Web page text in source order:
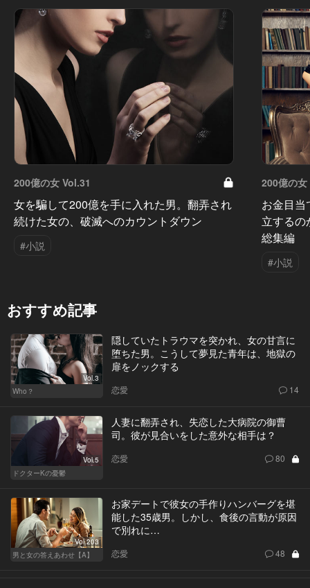
200億の女 Vol.31
女を騙して200億を手に入れた男。翻弄され
続けた女の、破滅へのカウントダウン
#小説
200億の
お金目
立する
総集編
#小説
おすすめ記事
Vol.3
Who？
隠していたトラウマを突かれ、女の甘言に
堕ちた男。こうして夢見た青年は、地獄の
扉をノックする
恋愛 14
Vol.5
ドクターKの憂鬱
人妻に翻弄され、失恋した大病院の御曹
司。彼が見合いをした意外な相手は？
恋愛 80
Vol.203
男と女の答えあわせ【A】
お家デートで彼女の手作りハンバーグを堪
能した35歳男。しかし、食後の言動が原因
で別れに…
恋愛 48